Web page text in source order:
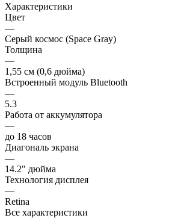
Характеристики
Цвет
—
Серый космос (Space Gray)
Толщина
—
1,55 см (0,6 дюйма)
Встроенный модуль Bluetooth
—
5.3
Работа от аккумулятора
—
до 18 часов
Диагональ экрана
—
14.2" дюйма
Технология дисплея
—
Retina
Все характеристики